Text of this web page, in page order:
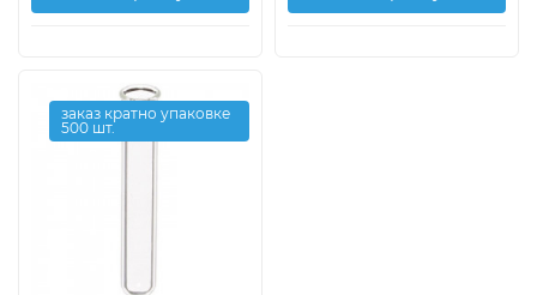
заказ кратно упаковке
500 шт.